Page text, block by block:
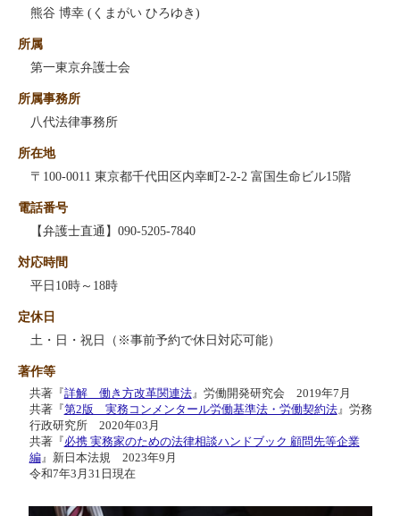
熊谷 博幸 (くまがい ひろゆき)
所属
第一東京弁護士会
所属事務所
八代法律事務所
所在地
〒100-0011 東京都千代田区内幸町2-2-2 富国生命ビル15階
電話番号
【弁護士直通】090-5205-7840
対応時間
平日10時～18時
定休日
土・日・祝日（※事前予約で休日対応可能）
著作等
共著『 詳解 働き方改革関連法』労働開発研究会 2019年7月
共著『 第2版 実務コンメンタール労働基準法・労働契約法』労務
行政研究所 2020年03月
共著『 必携 実務家のための法律相談ハンドブック 顧問先等企業
編』新日本法規 2023年9月
令和7年3月31日現在